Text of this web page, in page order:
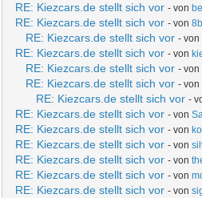
RE: Kiezcars.de stellt sich vor - von
RE: Kiezcars.de stellt sich vor - von
RE: Kiezcars.de stellt sich vor - von
RE: Kiezcars.de stellt sich vor - von
RE: Kiezcars.de stellt sich vor - von
RE: Kiezcars.de stellt sich vor - von
RE: Kiezcars.de stellt sich vor -
RE: Kiezcars.de stellt sich vor - von
RE: Kiezcars.de stellt sich vor - von
RE: Kiezcars.de stellt sich vor - von
RE: Kiezcars.de stellt sich vor - von
RE: Kiezcars.de stellt sich vor - von
RE: Kiezcars.de stellt sich vor - von